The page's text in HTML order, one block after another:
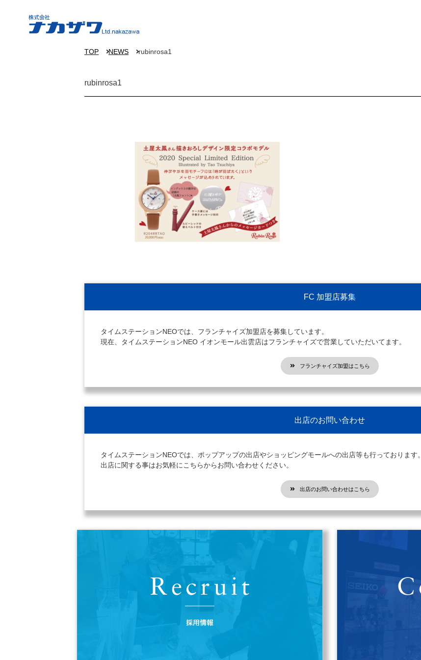
TOP NEWS rubinrosa1
rubinrosa1
FC 加盟店募集
タイムステーションNEOでは、フランチャイズ加盟店を募集しています。
現在、タイムステーションNEO イオンモール出雲店はフランチャイズで営業していただいてます。
フランチャイズ加盟はこちら
出店のお問い合わせ
タイムステーションNEOでは、ポップアップの出店やショッピングモールへの出店等も行っております。
出店に関する事はお気軽にこちらからお問い合わせください。
出店のお問い合わせはこちら